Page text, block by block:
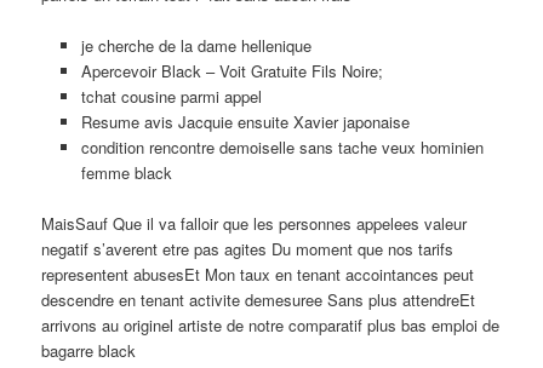
je cherche de la dame hellenique
Apercevoir Black – Voit Gratuite Fils Noire;
tchat cousine parmi appel
Resume avis Jacquie ensuite Xavier japonaise
condition rencontre demoiselle sans tache veux hominien
femme black
MaisSauf Que il va falloir que les personnes appelees valeur
negatif s’averent etre pas agites Du moment que nos tarifs
representent abusesEt Mon taux en tenant accointances peut
descendre en tenant activite demesuree Sans plus attendreEt
arrivons au originel artiste de notre comparatif plus bas emploi de
bagarre black